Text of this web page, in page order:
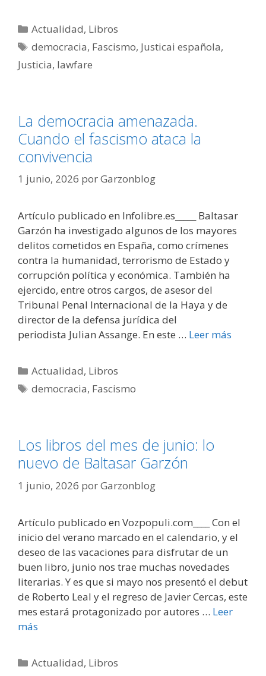
Categorías
Actualidad, Libros
Etiquetas
democracia, Fascismo, Justicai española,
Justicia, lawfare
La democracia amenazada.
Cuando el fascismo ataca la
convivencia
1 junio, 2026 porGarzonblog
Artículo publicado en Infolibre.es_____ Baltasar
Garzón ha investigado algunos de los mayores
delitos cometidos en España, como crímenes
contra la humanidad, terrorismo de Estado y
corrupción política y económica. También ha
ejercido, entre otros cargos, de asesor del
Tribunal Penal Internacional de la Haya y de
director de la defensa jurídica del
periodista Julian Assange. En este … Leer más
Categorías
Actualidad, Libros
Etiquetas
democracia, Fascismo
Los libros del mes de junio: lo
nuevo de Baltasar Garzón
1 junio, 2026 porGarzonblog
Artículo publicado en Vozpopuli.com____ Con el
inicio del verano marcado en el calendario, y el
deseo de las vacaciones para disfrutar de un
buen libro, junio nos trae muchas novedades
literarias. Y es que si mayo nos presentó el debut
de Roberto Leal y el regreso de Javier Cercas, este
mes estará protagonizado por autores … Leer
más
Categorías
Actualidad, Libros